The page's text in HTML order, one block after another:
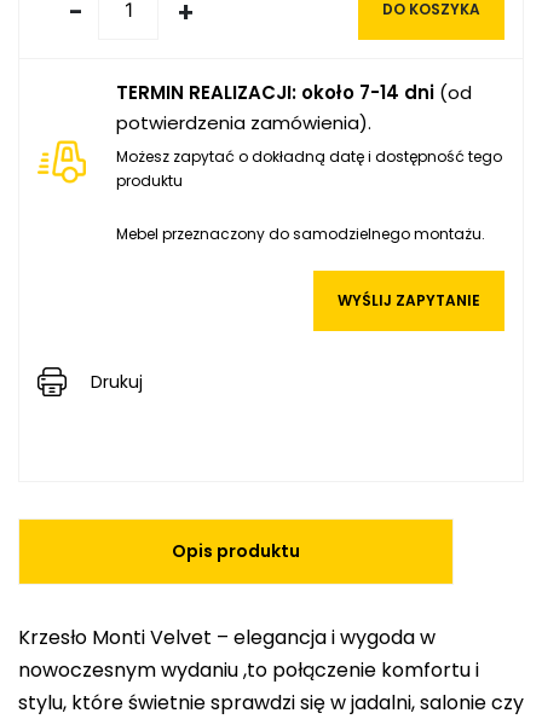
- + DO KOSZYKA
TERMIN REALIZACJI: około 7-14 dni (od
potwierdzenia zamówienia).
Możesz zapytać o dokładną datę i dostępność tego
produktu
Mebel przeznaczony do samodzielnego montażu.
WYŚLIJ ZAPYTANIE
Drukuj
Opis produktu
Krzesło Monti Velvet – elegancja i wygoda w
nowoczesnym wydaniu ,to połączenie komfortu i
stylu, które świetnie sprawdzi się w jadalni, salonie czy